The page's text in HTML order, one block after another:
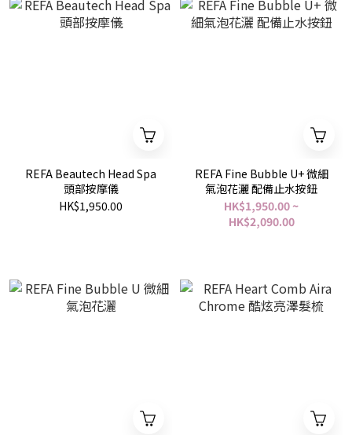
REFA Beautech Head Spa
頭部按摩儀
HK$1,950.00
REFA Fine Bubble U+ 微細
氣泡花灑 配備止水按鈕
HK$1,950.00 ~
HK$2,090.00